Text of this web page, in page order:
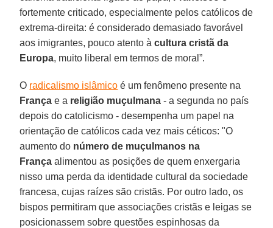
fortemente criticado, especialmente pelos católicos de
extrema-direita: é considerado demasiado favorável
aos imigrantes, pouco atento àcultura cristã da
Europa, muito liberal em termos de moral”.
O radicalismo islâmico é um fenômeno presente na
França e a religião muçulmana - a segunda no país
depois do catolicismo - desempenha um papel na
orientação de católicos cada vez mais céticos: "O
aumento do número de muçulmanos na
França alimentou as posições de quem enxergaria
nisso uma perda da identidade cultural da sociedade
francesa, cujas raízes são cristãs. Por outro lado, os
bispos permitiram que associações cristãs e leigas se
posicionassem sobre questões espinhosas da